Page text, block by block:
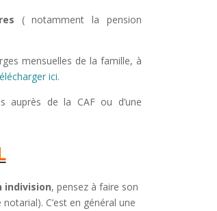
( notamment la pension
mensuelles de la famille, à
ici.
auprès de la CAF ou d’une
indivision, pensez à faire son
C’est en général une